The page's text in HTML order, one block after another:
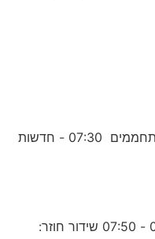
06:00 - חדשות הספורט 06:45 - מתחממים 07:30 - חדשות
ח' גמר: גרמניה - ספרד (נשים) 06:00 - 07:50 שידור חוזר: